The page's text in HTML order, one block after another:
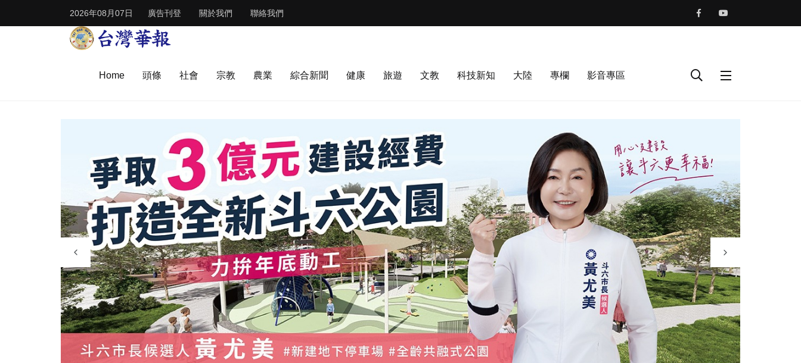
2026年08月07日 廣告刊登 關於我們 聯絡我們
Home 頭條 社會 宗教 農業 綜合新聞 健康 旅遊 文教 科技新知 大陸 專欄 影音專區